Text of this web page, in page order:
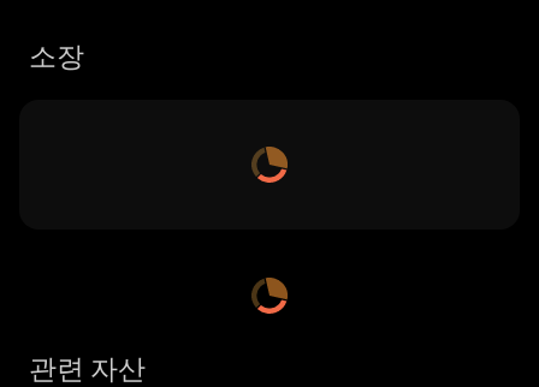
소장
관련 자산